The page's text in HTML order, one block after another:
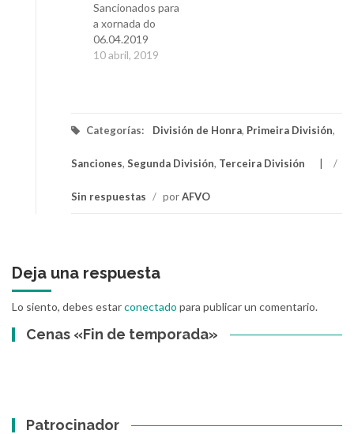
Sancionados para
a xornada do
06.04.2019
10 abril, 2019
Categorías: División de Honra, Primeira División,
Sanciones, Segunda División, Terceira División /
Sin respuestas / porAFVO
Deja una respuesta
Lo siento, debes estarconectado para publicar un comentario.
Cenas «Fin de temporada»
Patrocinador